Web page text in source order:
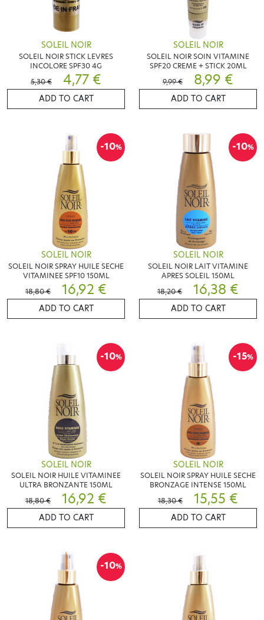
SOLEIL NOIR
SOLEIL NOIR STICK LEVRES
INCOLORE SPF30 4G
5,30 €
4,77 €
ADD TO CART
SOLEIL NOIR
SOLEIL NOIR SOIN VITAMINE
SPF20 CREME + STICK 20ML
9,99 €
8,99 €
ADD TO CART
-10%
SOLEIL NOIR
SOLEIL NOIR SPRAY HUILE SECHE
VITAMINEE SPF10 150ML
18,80 €
16,92 €
ADD TO CART
-10%
SOLEIL NOIR
SOLEIL NOIR LAIT VITAMINE
APRES SOLEIL 150ML
18,20 €
16,38 €
ADD TO CART
-10%
SOLEIL NOIR
SOLEIL NOIR HUILE VITAMINEE
ULTRA BRONZANTE 150ML
18,80 €
16,92 €
ADD TO CART
-15%
SOLEIL NOIR
SOLEIL NOIR SPRAY HUILE SECHE
BRONZAGE INTENSE 150ML
18,30 €
15,55 €
ADD TO CART
-10%